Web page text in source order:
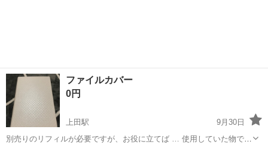
ファイルカバー
0円
上田駅
9月30日
別売りのリフィルが必要ですが、お役に立てば … 使用していた物です